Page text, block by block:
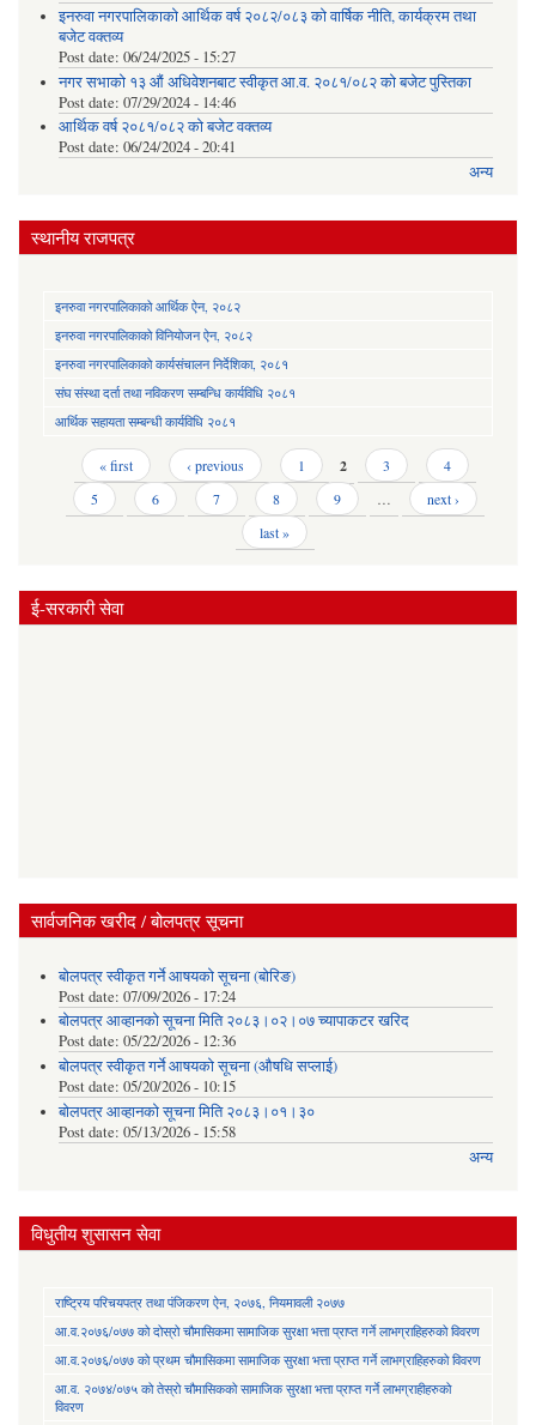
इनरुवा नगरपालिकाको आर्थिक वर्ष २०८२/०८३ को वार्षिक नीति, कार्यक्रम तथा
बजेट वक्तव्य
Post date: 06/24/2025 - 15:27
नगर सभाको १३ औं अधिवेशनबाट स्वीकृत आ.व. २०८१/०८२ को बजेट पुस्तिका
Post date: 07/29/2024 - 14:46
आर्थिक वर्ष २०८१/०८२ को बजेट वक्तव्य
Post date: 06/24/2024 - 20:41
अन्य
स्थानीय राजपत्र
इनरुवा नगरपालिकाको आर्थिक ऐन, २०८२
इनरुवा नगरपालिकाको विनियोजन ऐन, २०८२
इनरुवा नगरपालिकाको कार्यसंचालन निर्देशिका, २०८१
संघ संस्था दर्ता तथा नविकरण सम्बन्धि कार्यविधि २०८१
आर्थिक सहायता सम्बन्धी कार्यविधि २०८१
Pages « first ‹ previous 1 2 3
4
5
6 7 8 9 …
next ›
last »
ई-सरकारी सेवा
सार्वजनिक खरीद / बोलपत्र सूचना
बोलपत्र स्वीकृत गर्ने आषयको सूचना (बोरिङ)
Post date: 07/09/2026 - 17:24
बोलपत्र आव्हानको सूचना मिति २०८३।०२।०७ च्यापाकटर खरिद
Post date: 05/22/2026 - 12:36
बोलपत्र स्वीकृत गर्ने आषयको सूचना (औषधि सप्लाई)
Post date: 05/20/2026 - 10:15
बोलपत्र आव्हानको सूचना मिति २०८३।०१।३०
Post date: 05/13/2026 - 15:58
अन्य
विधुतीय शुसासन सेवा
राष्ट्रिय परिचयपत्र तथा पंजिकरण ऐन, २०७६, नियमावली २०७७
आ.व.२०७६/०७७ को दोस्रो चौमासिकमा सामाजिक सुरक्षा भत्ता प्राप्त गर्ने लाभग्राहिहरुको विवरण
आ.व.२०७६/०७७ को प्रथम चौमासिकमा सामाजिक सुरक्षा भत्ता प्राप्त गर्ने लाभग्राहिहरुको विवरण
आ.व. २०७४/०७५ को तेस्रो चौमासिकको सामाजिक सुरक्षा भत्ता प्राप्त गर्ने लाभग्राहीहरुको
विवरण